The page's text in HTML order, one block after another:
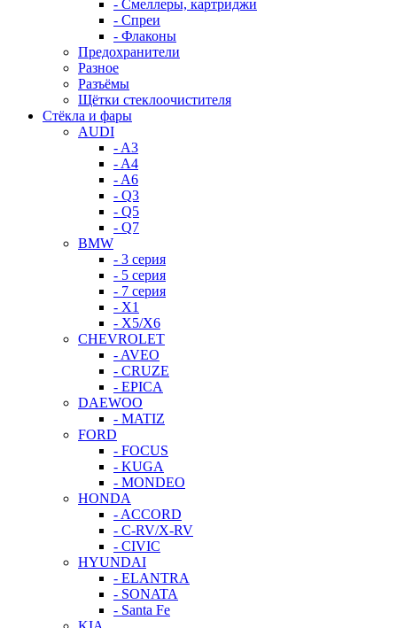
- Смеллеры, картриджи
- Спреи
- Флаконы
Предохранители
Разное
Разъёмы
Щётки стеклоочистителя
Стёкла и фары
AUDI
- A3
- A4
- A6
- Q3
- Q5
- Q7
BMW
- 3 серия
- 5 серия
- 7 серия
- X1
- X5/X6
CHEVROLET
- AVEO
- CRUZE
- EPICA
DAEWOO
- MATIZ
FORD
- FOCUS
- KUGA
- MONDEO
HONDA
- ACCORD
- C-RV/X-RV
- CIVIC
HYUNDAI
- ELANTRA
- SONATA
- Santa Fe